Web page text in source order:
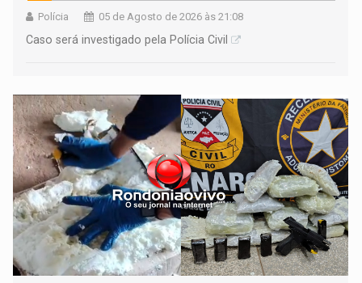
Polícia 05 de Agosto de 2026 às 21:08
Caso será investigado pela Polícia Civil